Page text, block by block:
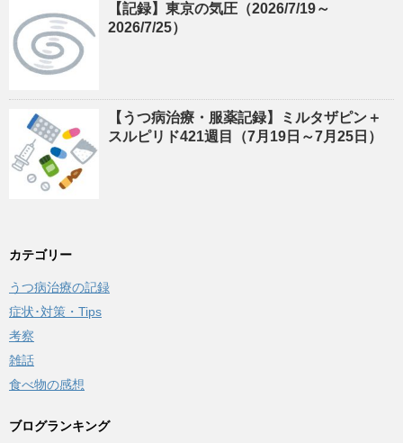
【記録】東京の気圧（2026/7/19～
2026/7/25）
【うつ病治療・服薬記録】ミルタザピン＋
スルピリド421週目（7月19日～7月25日）
カテゴリー
うつ病治療の記録
症状･対策・Tips
考察
雑話
食べ物の感想
ブログランキング